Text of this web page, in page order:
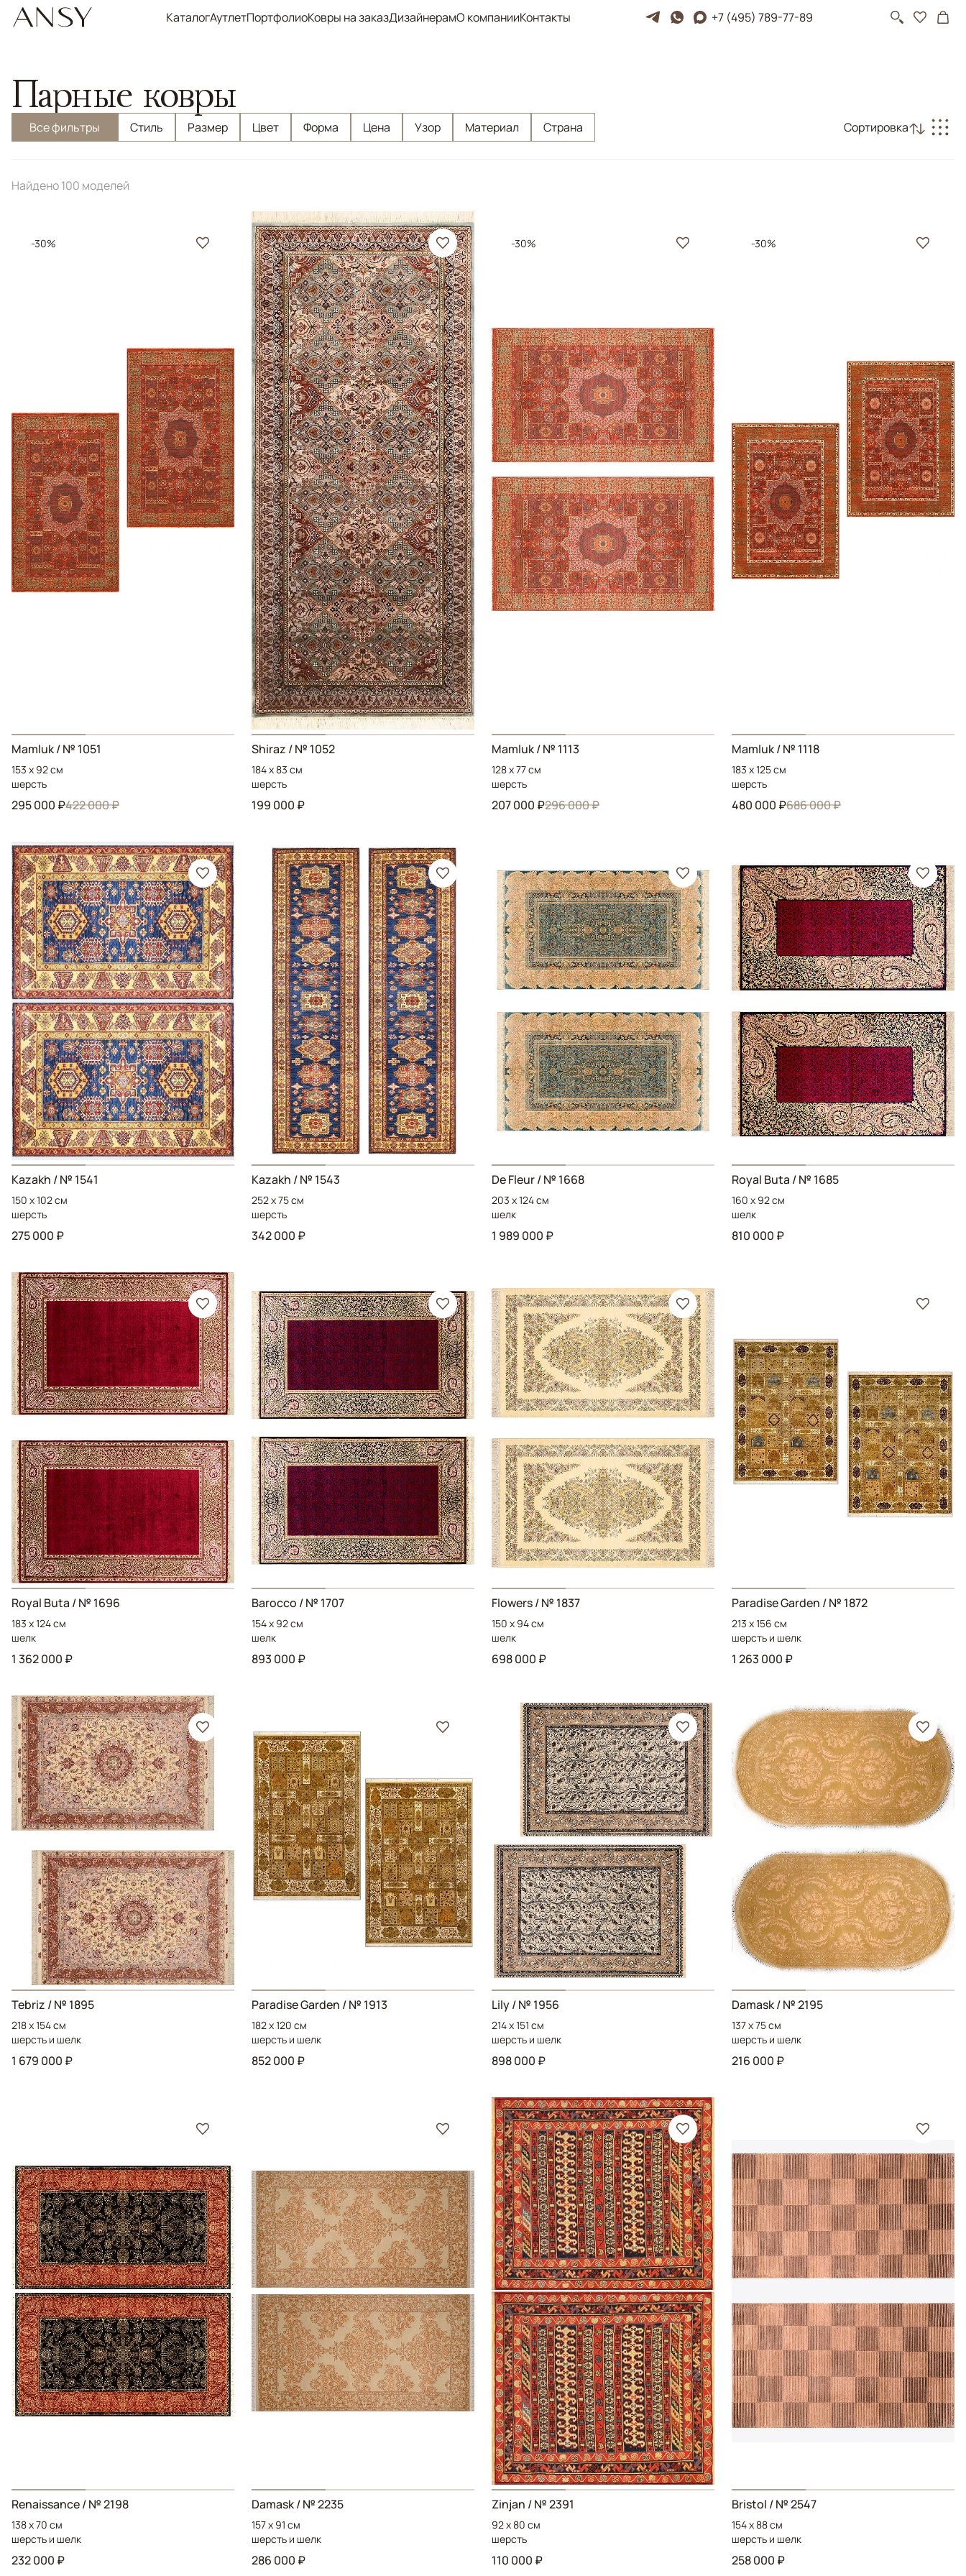
КаталогАутлетПортфолиоКовры на заказДизайнерамО компанииКонтакты +7 (495) 789-77-89
Парные ковры
Все фильтры Стиль Размер Цвет Форма Цена Узор Материал Страна Сортировка
Найдено 100 моделей
-30%
Mamluk/ № 1051
153 x 92 см
шерсть
295 000 ₽422 000 ₽
Shiraz / № 1052
184 x 83 см
шерсть
199 000 ₽
-30%
Mamluk/ № 1113
128 x 77 см
шерсть
207 000 ₽296 000 ₽
-30%
Mamluk/ № 1118
183 x 125 см
шерсть
480 000 ₽686 000 ₽
Kazakh / № 1541
150 x 102 см
шерсть
275 000 ₽
Kazakh / № 1543
252 x 75 см
шерсть
342 000 ₽
De Fleur/ № 1668
203 x 124 см
шелк
1 989 000 ₽
Royal Buta / № 1685
160 x 92 см
шелк
810 000 ₽
Royal Buta / № 1696
183 x 124 см
шелк
1 362 000 ₽
Barocco / № 1707
154 x 92 см
шелк
893 000 ₽
Flowers/ № 1837
150 x 94 см
шелк
698 000 ₽
Paradise Garden / № 1872
213 x 156 см
шерсть и шелк
1 263 000 ₽
Tebriz / № 1895
218 x 154 см
шерсть и шелк
1 679 000 ₽
Paradise Garden / № 1913
182 x 120 см
шерсть и шелк
852 000 ₽
Lily/ № 1956
214 x 151 см
шерсть и шелк
898 000 ₽
Damask/ № 2195
137 x 75 см
шерсть и шелк
216 000 ₽
Renaissance/ № 2198
138 x 70 см
шерсть и шелк
232 000 ₽
Damask/ № 2235
157 x 91 см
шерсть и шелк
286 000 ₽
Zinjan / № 2391
92 x 80 см
шерсть
110 000 ₽
Bristol / № 2547
154 x 88 см
шерсть и шелк
258 000 ₽